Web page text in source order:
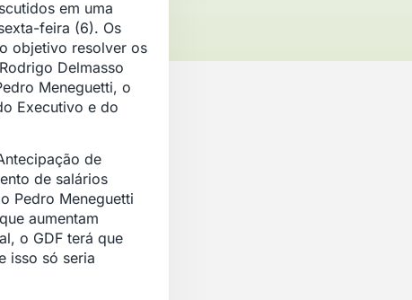
em uma
feira (6). Os
objetivo resolver os
Delmasso
Meneguetti, o
Executivo e do
de
de salários
Pedro Meneguetti
aumentam
o GDF terá que
isso só seria